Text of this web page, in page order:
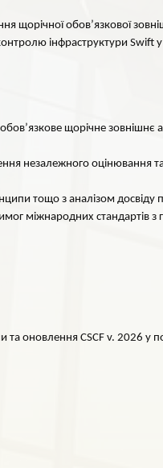
щорічної обов’язкової
інфраструктури
щорічне
незалежного оцінювання
тощо з аналізом
міжнародних стандартів
оновлення CSCF v. 2026 у